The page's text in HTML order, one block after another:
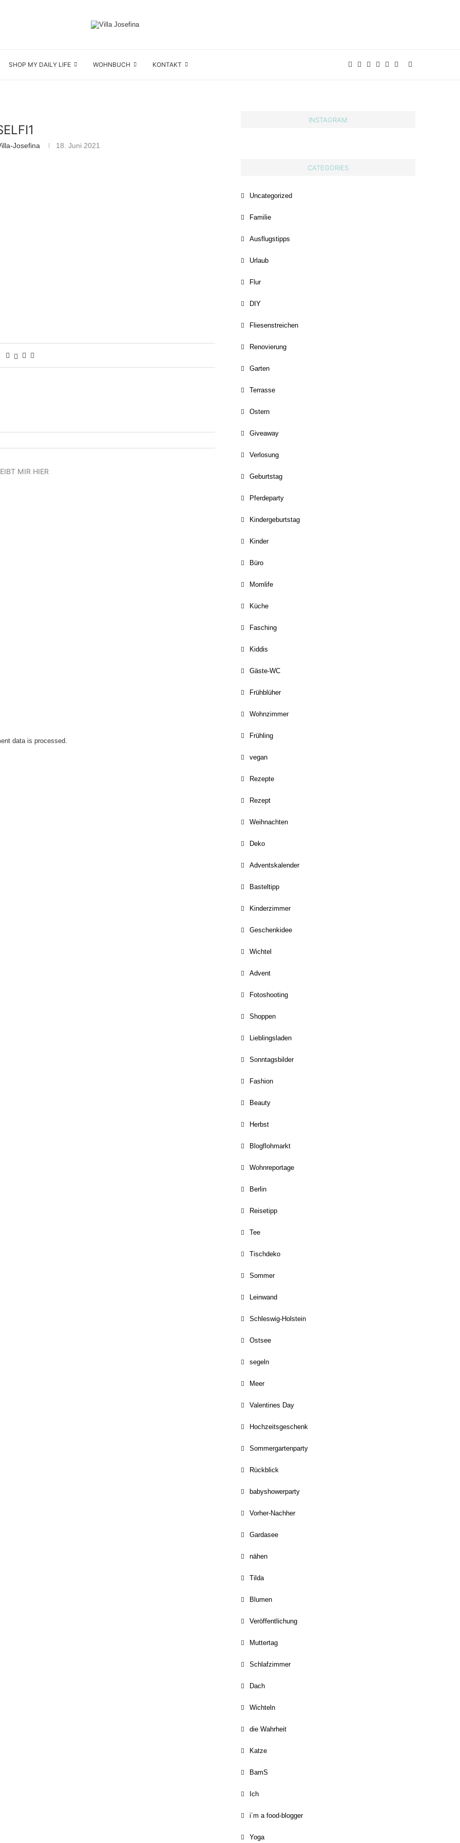
SHOP MY DAILY LIFE WOHNBUCH KONTAKT
Josefina 18. Juni 2021
MIR HIER
data is processed.
INSTAGRAM
CATEGORIES
Uncategorized
Familie
Ausflugstipps
Urlaub
Flur
DIY
Fliesenstreichen
Renovierung
Garten
Terrasse
Ostern
Giveaway
Verlosung
Geburtstag
Pferdeparty
Kindergeburtstag
Kinder
Büro
Momlife
Küche
Fasching
Kiddis
Gäste-WC
Frühblüher
Wohnzimmer
Frühling
vegan
Rezepte
Rezept
Weihnachten
Deko
Adventskalender
Basteltipp
Kinderzimmer
Geschenkidee
Wichtel
Advent
Fotoshooting
Shoppen
Lieblingsladen
Sonntagsbilder
Fashion
Beauty
Herbst
Blogflohmarkt
Wohnreportage
Berlin
Reisetipp
Tee
Tischdeko
Sommer
Leinwand
Schleswig-Holstein
Ostsee
segeln
Meer
Valentines Day
Hochzeitsgeschenk
Sommergartenparty
Rückblick
babyshowerparty
Vorher-Nachher
Gardasee
nähen
Tilda
Blumen
Veröffentlichung
Muttertag
Schlafzimmer
Dach
Wichteln
die Wahrheit
Katze
BamS
Ich
i´m a food-blogger
Yoga